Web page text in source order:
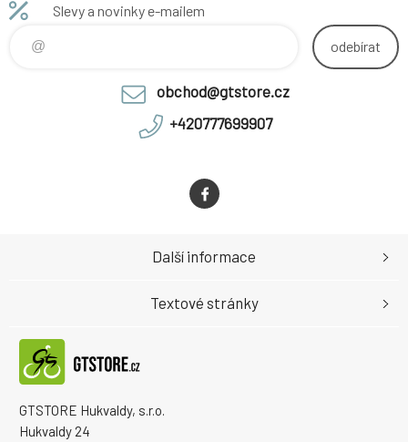
Slevy a novinky e-mailem
odebírat
obchod@gtstore.cz
+420777699907
GTSTORE Hukvaldy, s.r.o.
Hukvaldy 24
Další informace
Textové stránky